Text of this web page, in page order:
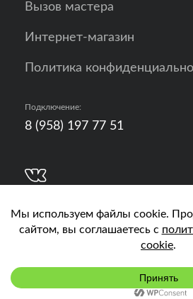
Вызов мастера
Интернет-магазин
Политика
Подключение:
8 (958) 197 77 51
Кислород